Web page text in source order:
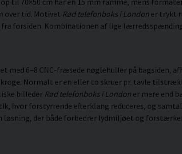
over tid. Motivet Rød telefonboks i London er trykt
forsiden. Kombinationen af lige
med 6–8 CNC-fræsede nøglehuller på bagsiden,
Normalt er en eller to skruer pr. tavle
billeder Rød telefonboks i London er mere end
hvor forstyrrende efterklang reduceres, og
der både forbedrer lydmiljøet og